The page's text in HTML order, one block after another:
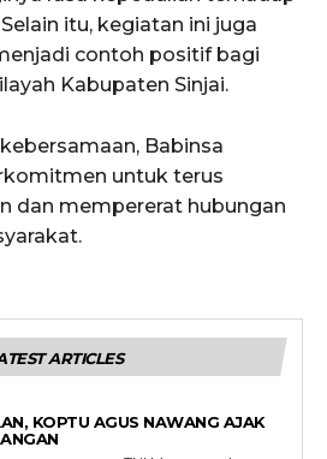
itu, kegiatan ini juga
contoh positif bagi
Kabupaten Sinjai.
Babinsa
untuk terus
dan mempererat hubungan
ARTICLES
KOPTU AGUS NAWANG AJAK